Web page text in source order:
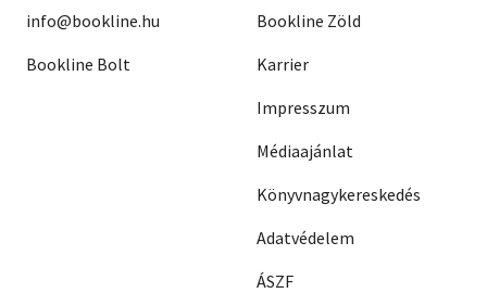
info@bookline.hu
Bookline Bolt
Bookline Zöld
Karrier
Impresszum
Médiaajánlat
Könyvnagykereskedés
Adatvédelem
ÁSZF